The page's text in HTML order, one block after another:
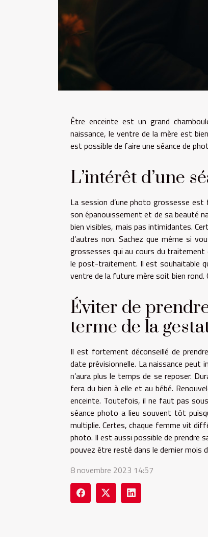
Être enceinte est un grand
naissance, le ventre de la mère est
est possible de faire une séance de
L’intérêt d’une
La session d’une photo grossesse
son épanouissement et de sa beauté
bien visibles, mais pas intimidantes.
d’autres non. Sachez que même si
grossesses qui au cours du
le post-traitement. Il est souhaitable
ventre de la future mère soit bien rond.
Éviter de
terme de la
Il est fortement déconseillé de
date prévisionnelle. La naissance
n’aura plus le temps de se reposer.
fera du bien à elle et au bébé.
enceinte. Toutefois, il ne faut pas
séance photo a lieu souvent tôt
multiplie. Certes, chaque femme vit
photo. Il est aussi possible de prendre
pouvez être resté dans le dernier mois
8 novembre 2023 14:57